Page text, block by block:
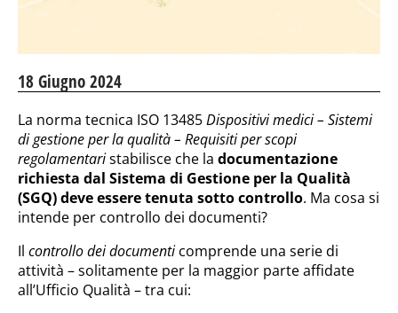
18 Giugno 2024
La norma tecnica ISO 13485Dispositivi medici – Sistemi
di gestione per la qualità – Requisiti per scopi
regolamentaristabilisce che la documentazione
richiesta dal Sistema di Gestione per la Qualità
(SGQ) deve essere tenuta sotto controllo. Ma cosa si
intende per controllo dei documenti?
Il controllo dei documenticomprende una serie di
attività – solitamente per la maggior parte affidate
all’Ufficio Qualità – tra cui: